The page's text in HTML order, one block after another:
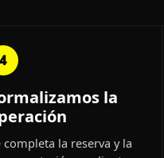
4
la
completa la reserva y la